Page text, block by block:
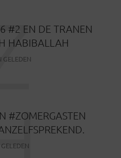
#2 EN DE TRANEN
HABIBALLAH
GELEDEN
#ZOMERGASTEN